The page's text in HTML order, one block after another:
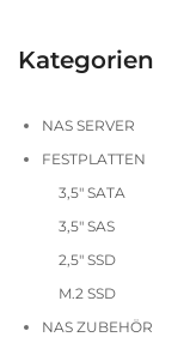
Kategorien
NAS SERVER
FESTPLATTEN
3,5" SATA
3,5" SAS
2,5" SSD
M.2 SSD
NAS ZUBEHÖR